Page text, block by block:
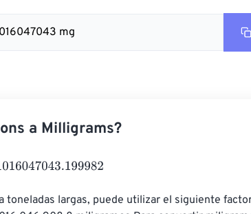
mg
a Milligrams?
toneladas largas, puede utilizar el siguiente